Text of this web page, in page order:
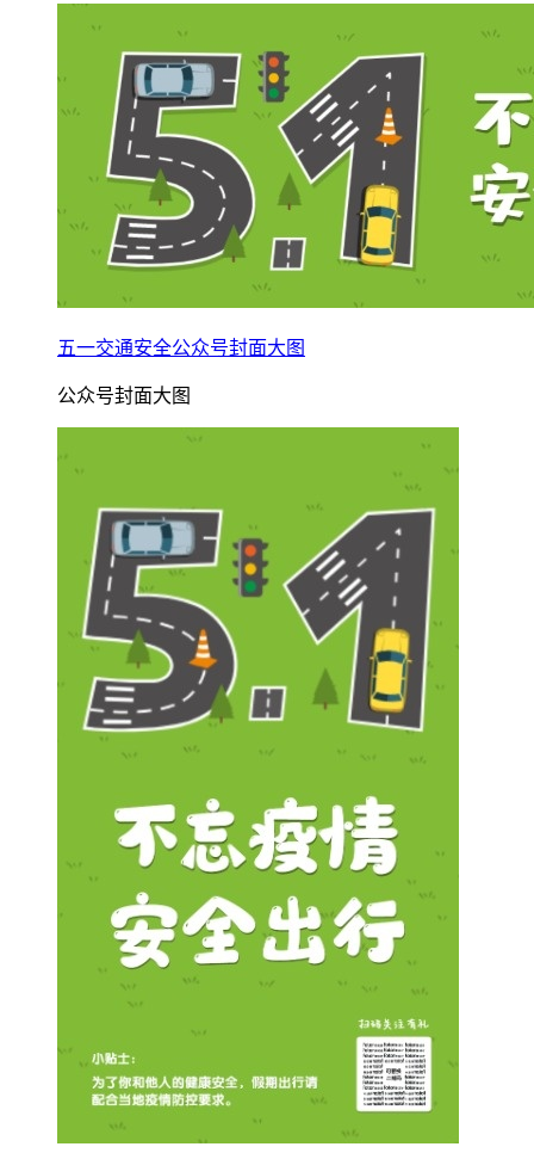
五一交通安全公众号封面大图
公众号封面大图